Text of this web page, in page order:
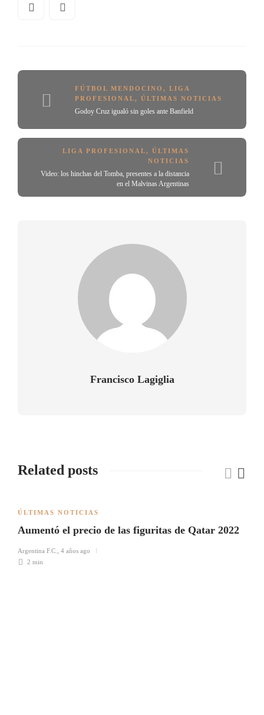
FÚTBOL MENDOCINO , LIGA
PROFESIONAL, ÚLTIMAS NOTICIAS
Godoy Cruz igualó sin goles ante Banfield
LIGA PROFESIONAL, ÚLTIMAS
NOTICIAS
Video: los hinchas del Tomba, presentes a la distancia
en el Malvinas Argentinas
Francisco Lagiglia
Related posts
ÚLTIMAS NOTICIAS
Aumentó el precio de las figuritas de Qatar 2022
Argentina F.C.
4 años ago
2 min